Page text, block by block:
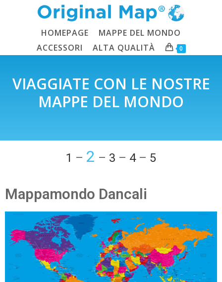
HOMEPAGE
MAPPE DEL MONDO
ACCESSORI
ALTA QUALITÀ 0
VIAGGIATE CON LE NOSTRE
MAPPE DEL MONDO
1 – 2 – 3 – 4– 5
Mappamondo Dancali